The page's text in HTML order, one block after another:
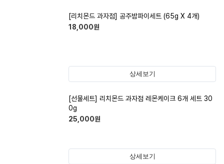
[리치몬드 과자점] 공주밤파이세트 (65g X 4개)
18,000원
상세보기
[선물세트] 리치몬드 과자점 레몬케이크 6개 세트 30
0g
25,000원
상세보기